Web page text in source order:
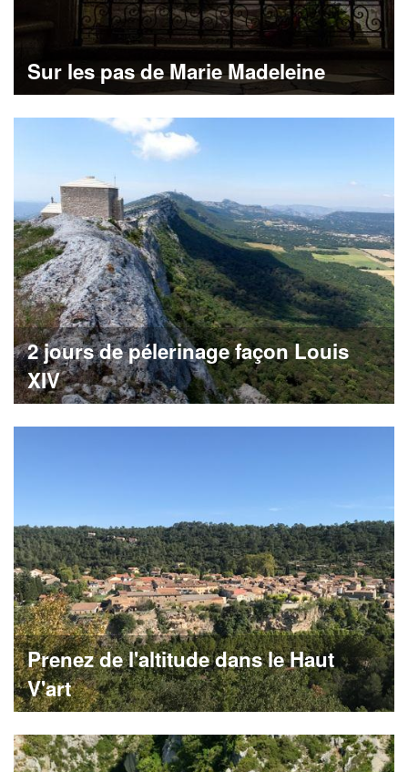
Sur les pas de Marie Madeleine
2 jours de pélerinage façon Louis
XIV
Prenez de l'altitude dans le Haut
V'art